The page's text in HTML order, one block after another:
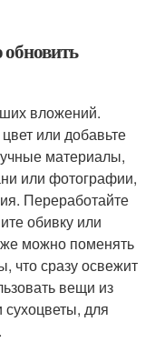
вложений.
или добавьте
материалы,
или фотографии,
Переработайте
обивку или
можно поменять
что сразу освежит
вещи из
сухоцветы, для